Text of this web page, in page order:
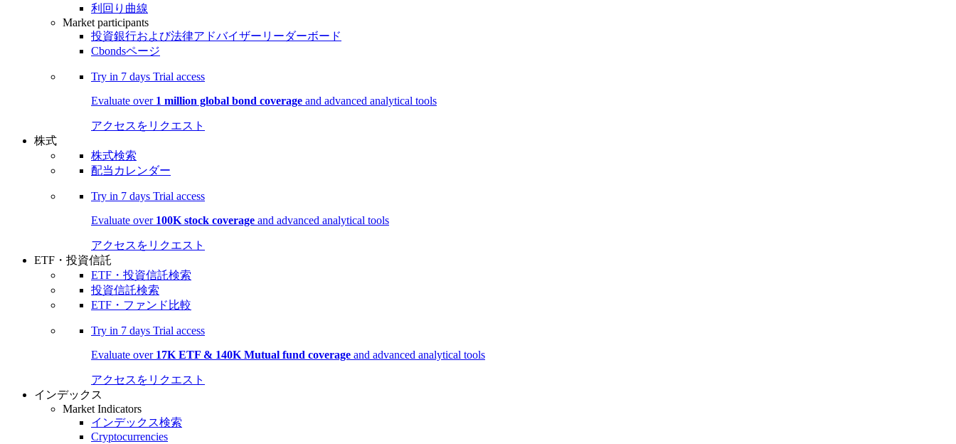
利回り曲線
Market participants
投資銀行および法律アドバイザーリーダーボード
Cbondsページ
Try in 7 days Trial access
Evaluate over 1 million global bond coverage and advanced analytical tools
アクセスをリクエスト
株式
株式検索
配当カレンダー
Try in 7 days Trial access
Evaluate over 100K stock coverage and advanced analytical tools
アクセスをリクエスト
ETF・投資信託
ETF・投資信託検索
投資信託検索
ETF・ファンド比較
Try in 7 days Trial access
Evaluate over 17K ETF & 140K Mutual fund coverage and advanced analytical tools
アクセスをリクエスト
インデックス
Market Indicators
インデックス検索
Cryptocurrencies